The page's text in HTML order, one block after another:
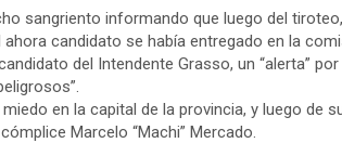
sangriento informando que luego del
candidato se había entregado en la
del Intendente Grasso, un “alerta”
en la capital de la provincia, y luego de
Marcelo “Machi” Mercado.